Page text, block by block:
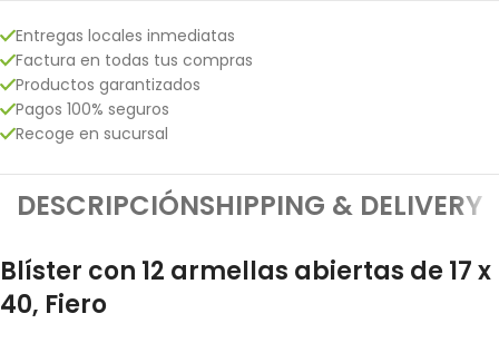
Entregas locales inmediatas
Factura en todas tus compras
Productos garantizados
Pagos 100% seguros
Recoge en sucursal
DESCRIPCIÓNSHIPPING & DELIVERY
Blíster con 12 armellas abiertas de 17 x
40, Fiero